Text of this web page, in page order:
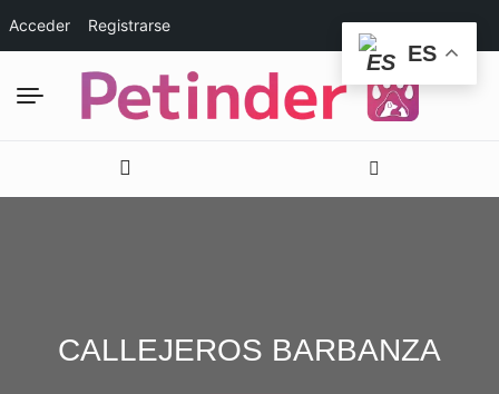
Acceder Registrarse
CALLEJEROS BARBANZA
ES